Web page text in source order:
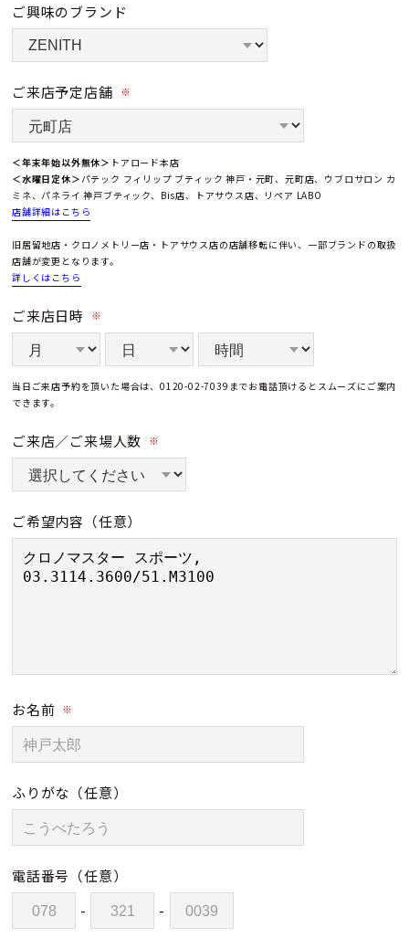
ご興味のブランド
ご来店予定店舗 ※
＜年末年始以外無休＞ トアロード本店
＜水曜日定休＞ パテック フィリップ ブティック 神戸・元町、元町店、ウブロサロン カ
ミネ、パネライ 神戸ブティック、Bis店、トアサウス店、リペア LABO
店舗詳細はこちら
旧居留地店・クロノメトリー店・トアサウス店の店舗移転に伴い、一部ブランドの取扱
店舗が変更となります。
詳しくはこちら
ご来店日時 ※
当日ご来店予約を頂いた場合は、0120-02-7039までお電話頂けるとスムーズにご案内
できます。
ご来店／ご来場人数 ※
ご希望内容 （任意）
お名前 ※
ふりがな （任意）
電話番号 （任意）
- -